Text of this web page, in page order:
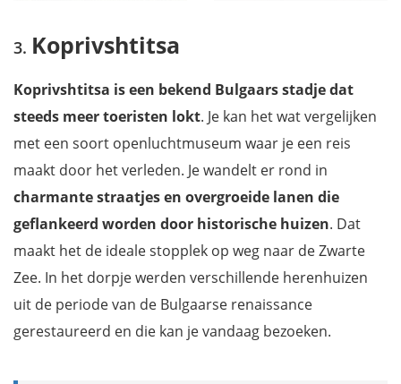
Koprivshtitsa
Koprivshtitsa is een bekend Bulgaars stadje dat
steeds meer toeristen lokt. Je kan het wat vergelijken
met een soort openluchtmuseum waar je een reis
maakt door het verleden. Je wandelt er rond in
charmante straatjes en overgroeide lanen die
geflankeerd worden door historische huizen. Dat
maakt het de ideale stopplek op weg naar de Zwarte
Zee. In het dorpje werden verschillende herenhuizen
uit de periode van de Bulgaarse renaissance
gerestaureerd en die kan je vandaag bezoeken.